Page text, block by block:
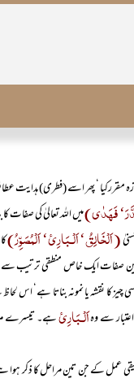
‘ پھر اسے (فطری) ہدایت عطا
فَھَدٰی)میں اللہ تعالیٰ کی صفات
(اَلْخَالِقُ‘ اَلْـبَارِیٔ‘ اَلْمُصَوِّرُ)
صفات ایک خاص منطقی ترتیب سے
کا نقشہ یا نمونہ بناتا ہے‘ اس
سے وہاَلْـبَارِیٔہے۔ تیسرے
کے جن تین مراحل کا ذکر ہوا